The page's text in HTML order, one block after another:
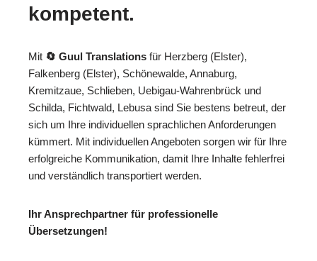
kompetent.
Mit 🔄 Guul Translations für Herzberg (Elster),
Falkenberg (Elster), Schönewalde, Annaburg,
Kremitzaue, Schlieben, Uebigau-Wahrenbrück und
Schilda, Fichtwald, Lebusa sind Sie bestens betreut, der
sich um Ihre individuellen sprachlichen Anforderungen
kümmert. Mit individuellen Angeboten sorgen wir für Ihre
erfolgreiche Kommunikation, damit Ihre Inhalte fehlerfrei
und verständlich transportiert werden.
Ihr Ansprechpartner für professionelle
Übersetzungen!